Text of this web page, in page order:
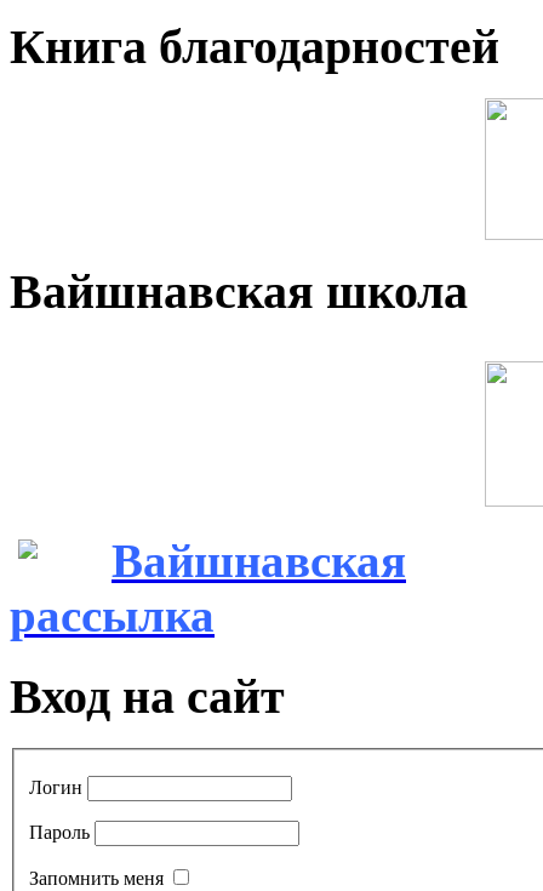
Книга благодарностей
Вайшнавская школа
Вайшнавская
рассылка
Вход на сайт
Логин
Пароль
Запомнить меня